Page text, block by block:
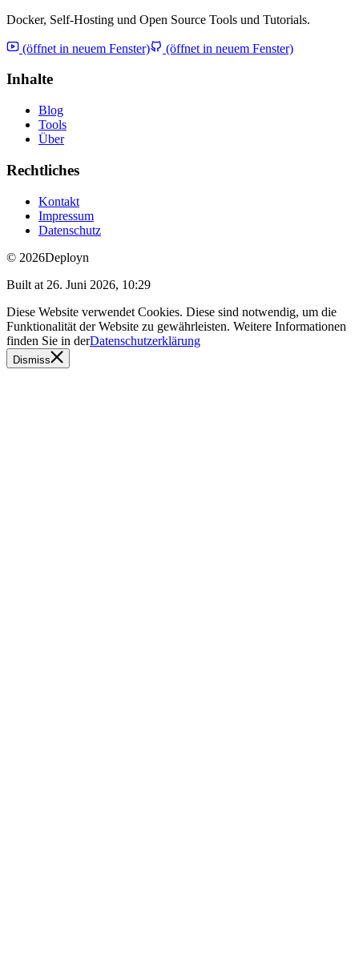
Docker, Self-Hosting und Open Source Tools und Tutorials.
(öffnet in neuem Fenster) (öffnet in neuem Fenster)
Inhalte
Blog
Tools
Über
Rechtliches
Kontakt
Impressum
Datenschutz
© 2026Deployn
Built at 26. Juni 2026, 10:29
Diese Website verwendet Cookies. Diese sind notwendig, um die
Funktionalität der Website zu gewährleisten. Weitere Informationen
finden Sie in derDatenschutzerklärung
Dismiss